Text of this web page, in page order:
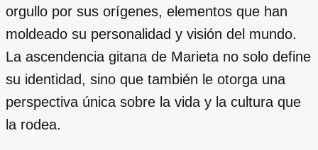
orgullo por sus orígenes, elementos que han
moldeado su personalidad y visión del mundo.
La ascendencia gitana de Marieta no solo define
su identidad, sino que también le otorga una
perspectiva única sobre la vida y la cultura que
la rodea.